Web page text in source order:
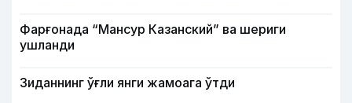
Фарғонада “Мансур Казанский” ва шериги
ушланди
Зиданнинг ўғли янги жамоага ўтди